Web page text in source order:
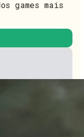
games mais